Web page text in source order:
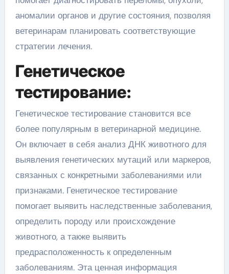
аномалии органов и другие состояния, позволяя
ветеринарам планировать соответствующие
стратегии лечения.
Генетическое
тестирование:
Генетическое тестирование становится все
более популярным в ветеринарной медицине.
Он включает в себя анализ ДНК животного для
выявления генетических мутаций или маркеров,
связанных с конкретными заболеваниями или
признаками. Генетическое тестирование
помогает выявить наследственные заболевания,
определить породу или происхождение
животного, а также выявить
предрасположенность к определенным
заболеваниям. Эта ценная информация